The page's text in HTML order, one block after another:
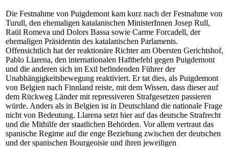
Die Festnahme von Puigdemont kam kurz nach der Festnahme von
Turull, den ehemaligen katalanischen MinisterInnen Josep Rull,
Raül Romeva und Dolors Bassa sowie Carme Forcadell, der
ehemaligen Präsidentin des katalanischen Parlaments.
Offensichtlich hat der reaktionäre Richter am Obersten Gerichtshof,
Pablo Llarena, den internationalen Haftbefehl gegen Puigdemont
und die anderen sich im Exil befindenden Führer der
Unabhängigkeitsbewegung reaktiviert. Er tat dies, als Puigdemont
von Belgien nach Finnland reiste, mit dem Wissen, dass dieser auf
dem Rückweg Länder mit repressiveren Strafgesetzen passieren
würde. Anders als in Belgien ist in Deutschland die nationale Frage
nicht von Bedeutung. Llarena setzt hier auf das deutsche Strafrecht
und die Mithilfe der staatlichen Behörden. Vor allem vertraut das
spanische Regime auf die enge Beziehung zwischen der deutschen
und der spanischen Bourgeoisie und ihren jeweiligen